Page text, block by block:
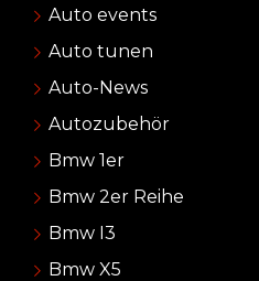
Auto events
Auto tunen
Auto-News
Autozubehör
Bmw 1er
Bmw 2er Reihe
Bmw I3
Bmw X5